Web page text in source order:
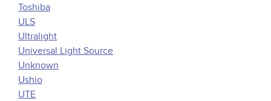
Toshiba
ULS
Ultralight
Universal Light Source
Unknown
Ushio
UTE